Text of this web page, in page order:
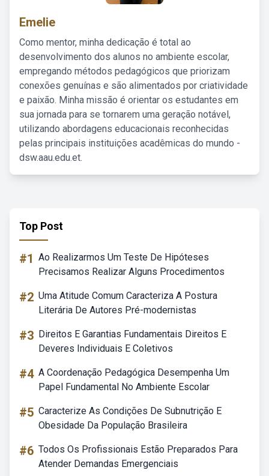
Emelie
Como mentor, minha dedicação é total ao
desenvolvimento dos alunos no ambiente escolar,
empregando métodos pedagógicos que priorizam
conexões genuínas e são alimentados por criatividade
e paixão. Minha missão é orientar os estudantes em
sua jornada para se tornarem uma geração notável,
utilizando abordagens educacionais reconhecidas
pelas principais instituições acadêmicas do mundo -
dsw.aau.edu.et.
Top Post
#1 Ao Realizarmos Um Teste De Hipóteses
Precisamos Realizar Alguns Procedimentos
#2 Uma Atitude Comum Caracteriza A Postura
Literária De Autores Pré-modernistas
#3 Direitos E Garantias Fundamentais Direitos E
Deveres Individuais E Coletivos
#4 A Coordenação Pedagógica Desempenha Um
Papel Fundamental No Ambiente Escolar
#5 Caracterize As Condições De Subnutrição E
Obesidade Da População Brasileira
#6 Todos Os Profissionais Estão Preparados Para
Atender Demandas Emergenciais